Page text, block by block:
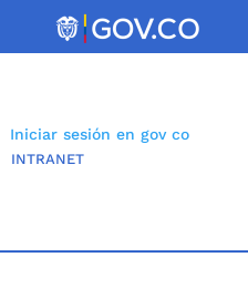
Iniciar sesión en gov co
INTRANET